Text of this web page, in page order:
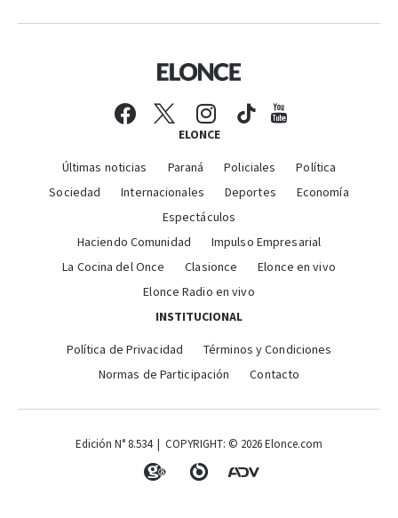
ELONCE
Últimas noticias Paraná Policiales
Política
Sociedad
Internacionales Deportes
Economía
Espectáculos
Haciendo Comunidad
Impulso Empresarial
La Cocina del Once
Clasionce
Elonce en vivo
Elonce Radio en vivo
INSTITUCIONAL
Política de Privacidad
Términos y Condiciones
Normas de Participación
Contacto
Edición N° 8.534 | COPYRIGHT: © 2026 Elonce.com